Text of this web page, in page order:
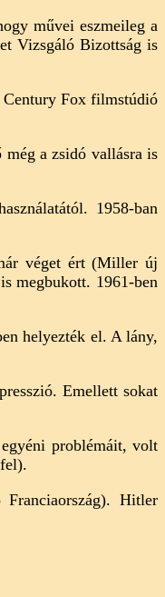
művei eszmeileg a
Vizsgáló Bizottság is
Fox filmstúdió
a zsidó vallásra is
1958-ban
véget ért (Miller új
megbukott. 1961-ben
helyezték el. A lány,
Emellett sokat
problémáit, volt
Franciaország). Hitler